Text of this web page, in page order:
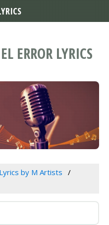
ERROR LYRICS
by M Artists